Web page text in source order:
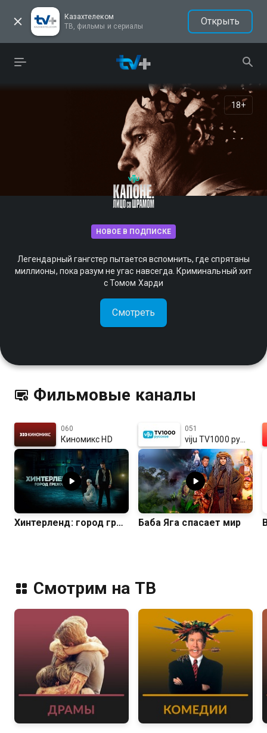
Казахтелеком
ТВ, фильмы и сериалы
Открыть
18+
НОВОЕ В ПОДПИСКЕ
Легендарный гангстер пытается вспомнить, где спрятаны
миллионы, пока разум не угас навсегда. Криминальный хит
с Томом Харди
Смотреть
Фильмовые каналы
060
Киномикс HD
Хинтерленд: город грехов
051
viju TV1000 русское HD
Баба Яга спасает мир
Смотрим на ТВ